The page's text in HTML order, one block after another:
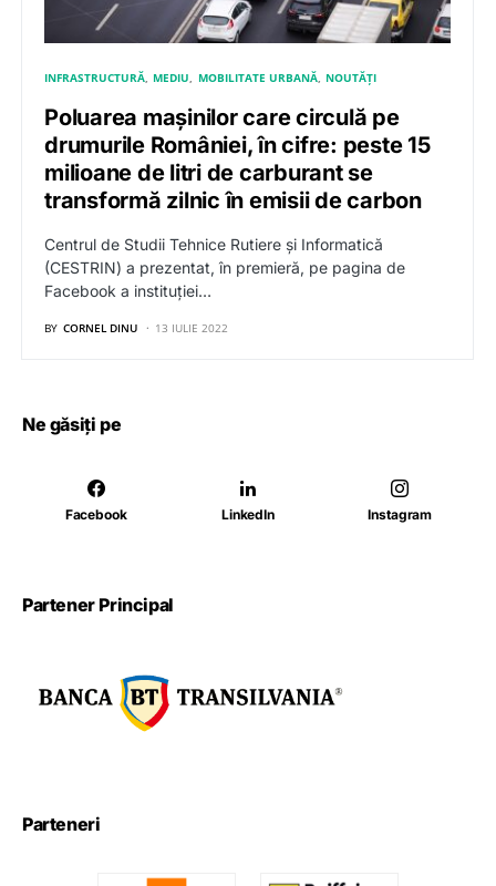
INFRASTRUCTURĂ MEDIU MOBILITATE URBANĂ NOUTĂȚI
Poluarea mașinilor care circulă pe
drumurile României, în cifre: peste 15
milioane de litri de carburant se
transformă zilnic în emisii de carbon
Centrul de Studii Tehnice Rutiere și Informatică
(CESTRIN) a prezentat, în premieră, pe pagina de
Facebook a instituției…
BY CORNEL DINU 13 IULIE 2022
Ne găsiți pe
Facebook LinkedIn Instagram
Partener Principal
Parteneri